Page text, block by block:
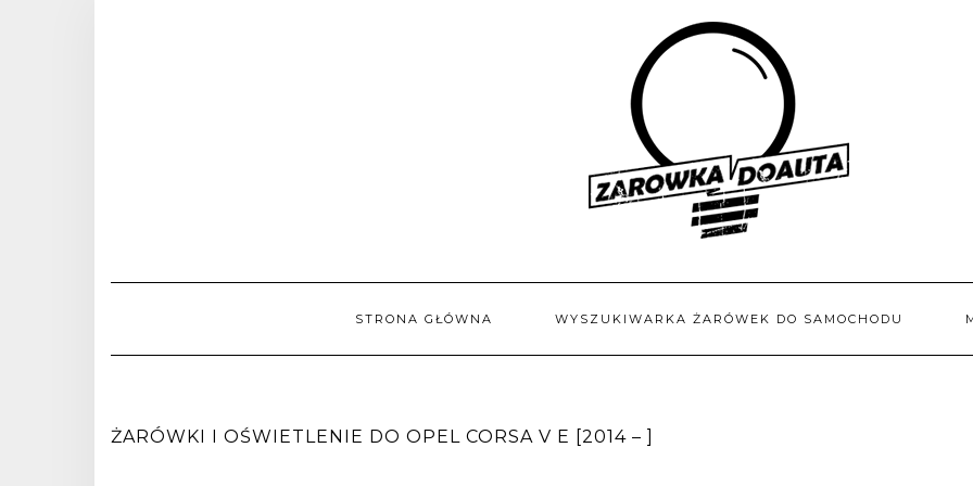
STRONA GŁÓWNA WYSZUKIWARKA ŻARÓWEK DO SAMOCHODU
ŻARÓWKI I OŚWIETLENIE DO OPEL CORSA V E [2014 – ]